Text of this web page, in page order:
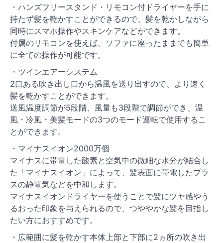
・ハンズフリースタンド・リモコン付ドライヤーを手に
持たず髪を乾かすことができるので、髪を乾かしながら
同時にスマホ操作やスキンケアなどができます。
付属のリモコンを使えば、ソファに座ったままでも簡単
に全ての操作が可能です。
・ツインエアーシステム
2口ある吹き出し口から温風を送り出すので、より速く
髪を乾かすことができます。
送風温度調節が5段階、風量も3段階で調節ができ、温
風・冷風・美髪モードの3つのモード運転で使用するこ
とができます。
・マイナスイオン2000万個
マイナスに帯電した酸素と空気中の微細な水分が結合し
た「マイナスイオン」によって、髪表面に帯電したプラ
スの静電気などを中和します。
マイナスイオンドライヤーを使うことで髪にツヤ感やう
るおった印象を与えられるので、つややかな髪を目指し
たい方におすすめです。
・広範囲に髪を乾かす本体上部と下部に2ヵ所の吹き出